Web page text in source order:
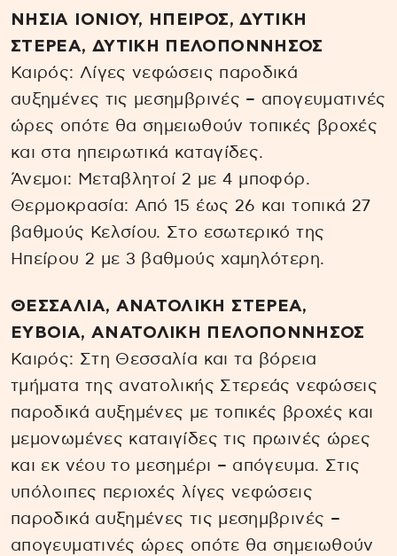
ΝΗΣΙΑ ΙΟΝΙΟΥ, ΗΠΕΙΡΟΣ, ΔΥΤΙΚΗ
ΣΤΕΡΕΑ, ΔΥΤΙΚΗ ΠΕΛΟΠΟΝΝΗΣΟΣ
Καιρός: Λίγες νεφώσεις παροδικά
αυξημένες τις μεσημβρινές – απογευματινές
ώρες οπότε θα σημειωθούν τοπικές βροχές
και στα ηπειρωτικά καταγίδες.
Άνεμοι: Μεταβλητοί 2 με 4 μποφόρ.
Θερμοκρασία: Από 15 έως 26 και τοπικά 27
βαθμούς Κελσίου. Στο εσωτερικό της
Ηπείρου 2 με 3 βαθμούς χαμηλότερη.
ΘΕΣΣΑΛΙΑ, ΑΝΑΤΟΛΙΚΗ ΣΤΕΡΕΑ,
ΕΥΒΟΙΑ, ΑΝΑΤΟΛΙΚΗ ΠΕΛΟΠΟΝΝΗΣΟΣ
Καιρός: Στη Θεσσαλία και τα βόρεια
τμήματα της ανατολικής Στερεάς νεφώσεις
παροδικά αυξημένες με τοπικές βροχές και
μεμονωμένες καταιγίδες τις πρωινές ώρες
και εκ νέου το μεσημέρι – απόγευμα. Στις
υπόλοιπες περιοχές λίγες νεφώσεις
παροδικά αυξημένες τις μεσημβρινές –
απογευματινές ώρες οπότε θα σημειωθούν